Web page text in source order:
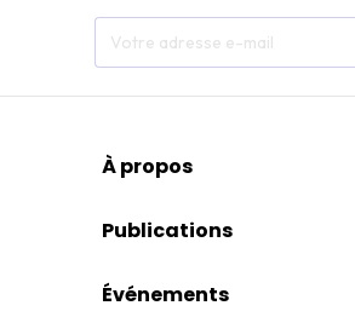
À propos
Publications
Événements